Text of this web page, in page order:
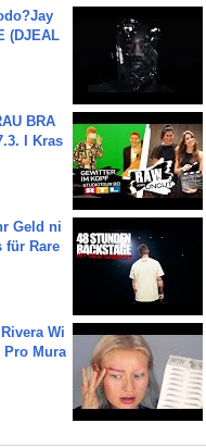
(DJEAL
BRA
I Kras
Geld ni
für Rare
Wi
Pro Mura